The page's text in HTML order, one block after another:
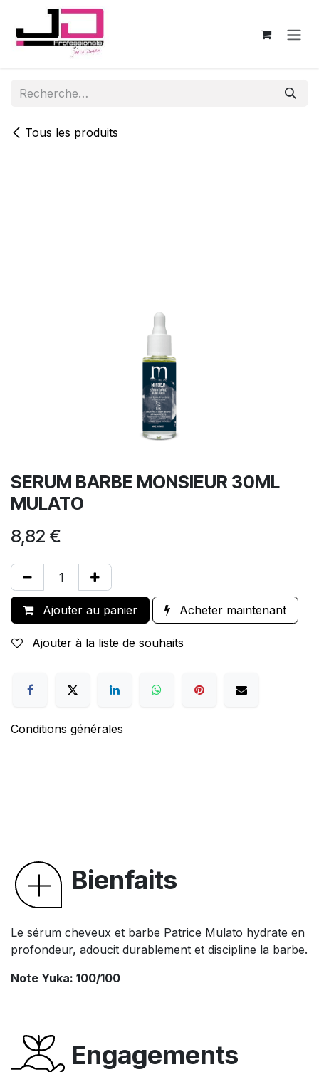
Se rendre au contenu
Tous les produits
SERUM BARBE MONSIEUR 30ML
MULATO
8,82 €
Ajouter au panier Acheter maintenant
Ajouter à la liste de souhaits
Conditions générales
Bienfaits
Le sérum cheveux et barbe Patrice Mulato hydrate en
profondeur, adoucit durablement et discipline la barbe.
Note Yuka: 100/100
Engagements